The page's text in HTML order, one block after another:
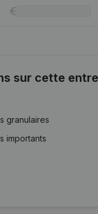
sur cette
granulaires
importants